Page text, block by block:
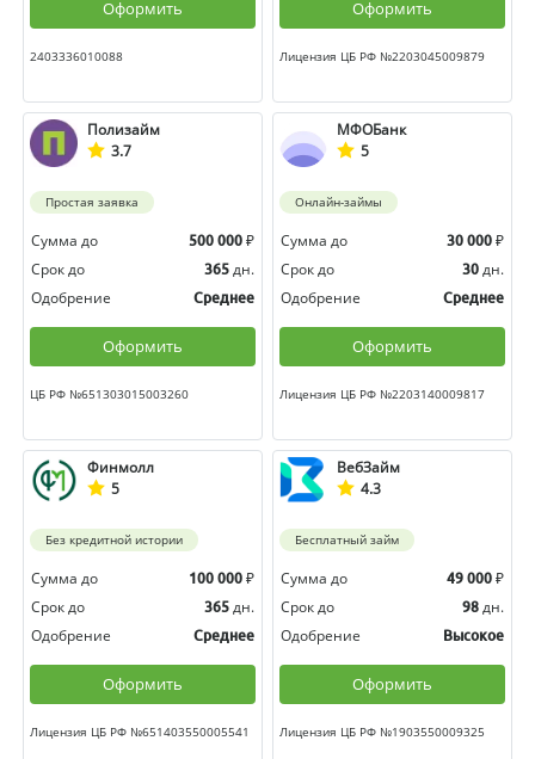
Оформить
2403336010088
Оформить
Лицензия ЦБ РФ №2203045009879
Полизайм
3.7
Простая заявка
Сумма до 500 000 ₽
Срок до
365 дн.
Одобрение
Среднее
Оформить
ЦБ РФ №651303015003260
МФОБанк
5
Онлайн-займы
Сумма до 30 000 ₽
Срок до
30 дн.
Одобрение
Среднее
Оформить
Лицензия ЦБ РФ №2203140009817
Финмолл
5
Без кредитной истории
Сумма до 100 000 ₽
Срок до
365 дн.
Одобрение
Среднее
Оформить
Лицензия ЦБ РФ №651403550005541
ВебЗайм
4.3
Бесплатный займ
Сумма до 49 000 ₽
Срок до
98 дн.
Одобрение
Высокое
Оформить
Лицензия ЦБ РФ №1903550009325